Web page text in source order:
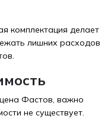
комплектация делает
лишних расходов
Фастов, важно
не существует.